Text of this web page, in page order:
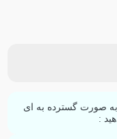
صورت گسترده به ای
: